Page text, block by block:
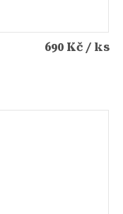
690 Kč / ks